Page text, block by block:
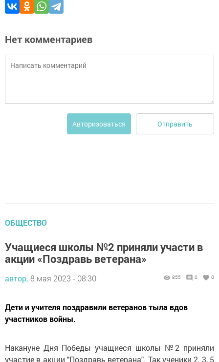
Нет комментариев
Авторизоваться Отправить
ОБЩЕСТВО
Учащиеся школы №2 приняли участи в
акции «Поздравь ветерана»
автор, 8 мая 2023 - 08:30 855 0 0
Дети и учителя поздравили ветеранов тыла вдов
участников войны.
Накануне Дня Победы учащиеся школы №2 приняли
участие в акции "Поздравь ветерана". Так ученики 2, 3, 5